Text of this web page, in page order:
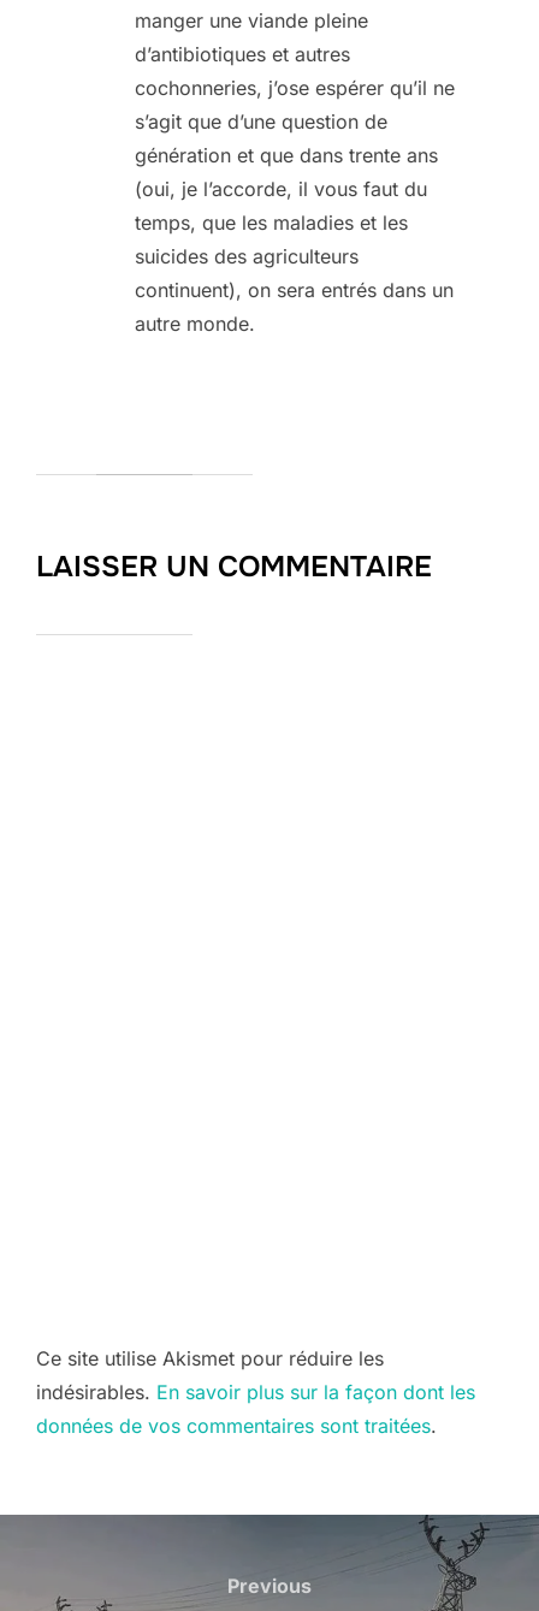
manger une viande pleine
d’antibiotiques et autres
cochonneries, j’ose espérer qu’il ne
s’agit que d’une question de
génération et que dans trente ans
(oui, je l’accorde, il vous faut du
temps, que les maladies et les
suicides des agriculteurs
continuent), on sera entrés dans un
autre monde.
LAISSER UN COMMENTAIRE
Ce site utilise Akismet pour réduire les
indésirables. En savoir plus sur la façon dont les
données de vos commentaires sont traitées.
Previous
Previous